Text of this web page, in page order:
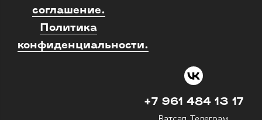
соглашение.
Политика
конфиденциальности.
+7 961 484 13 17